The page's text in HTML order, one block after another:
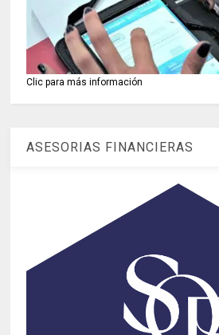
Clic para más información
ASESORIAS FINANCIERAS